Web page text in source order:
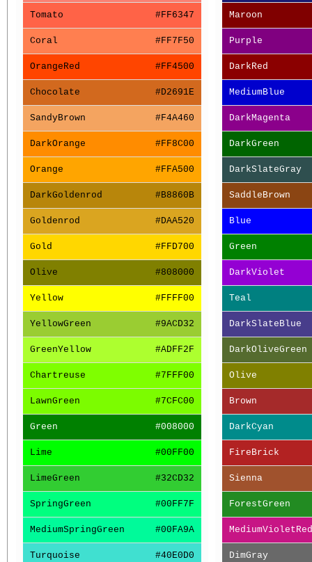
Tomato #FF6347
Coral #FF7F50
OrangeRed #FF4500
Chocolate #D2691E
SandyBrown #F4A460
DarkOrange #FF8C00
Orange #FFA500
DarkGoldenrod #B8860B
Goldenrod #DAA520
Gold #FFD700
Olive #808000
Yellow #FFFF00
YellowGreen #9ACD32
GreenYellow #ADFF2F
Chartreuse #7FFF00
LawnGreen #7CFC00
Green #008000
Lime #00FF00
LimeGreen #32CD32
SpringGreen #00FF7F
MediumSpringGreen #00FA9A
Turquoise #40E0D0
Maroon
Purple
DarkRed
MediumBlue
DarkMagenta
DarkGreen
DarkSlateGray
SaddleBrown
Blue
Green
DarkViolet
Teal
DarkSlateBlue
DarkOliveGreen
Olive
Brown
DarkCyan
FireBrick
Sienna
ForestGreen
MediumVioletRed
DimGray